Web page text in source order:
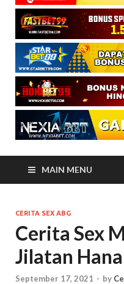
MAIN MENU
CERITA SEX ABG
Cerita Sex
Jilatan
September 17, 2021 - by